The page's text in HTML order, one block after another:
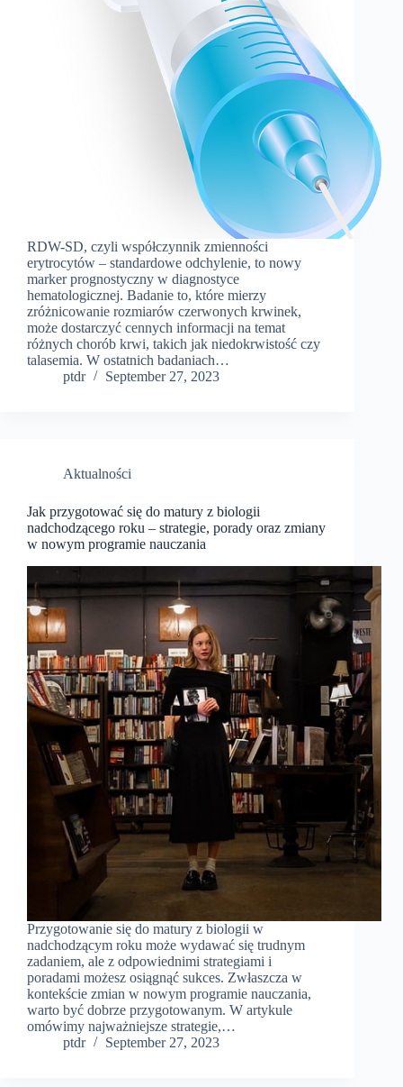
RDW-SD, czyli współczynnik zmienności
erytrocytów – standardowe odchylenie, to nowy
marker prognostyczny w diagnostyce
hematologicznej. Badanie to, które mierzy
zróżnicowanie rozmiarów czerwonych krwinek,
może dostarczyć cennych informacji na temat
różnych chorób krwi, takich jak niedokrwistość czy
talasemia. W ostatnich badaniach…
ptdr
September 27, 2023
Aktualności
Jak przygotować się do matury z biologii
nadchodzącego roku – strategie, porady oraz zmiany
w nowym programie nauczania
Przygotowanie się do matury z biologii w
nadchodzącym roku może wydawać się trudnym
zadaniem, ale z odpowiednimi strategiami i
poradami możesz osiągnąć sukces. Zwłaszcza w
kontekście zmian w nowym programie nauczania,
warto być dobrze przygotowanym. W artykule
omówimy najważniejsze strategie,…
ptdr
September 27, 2023